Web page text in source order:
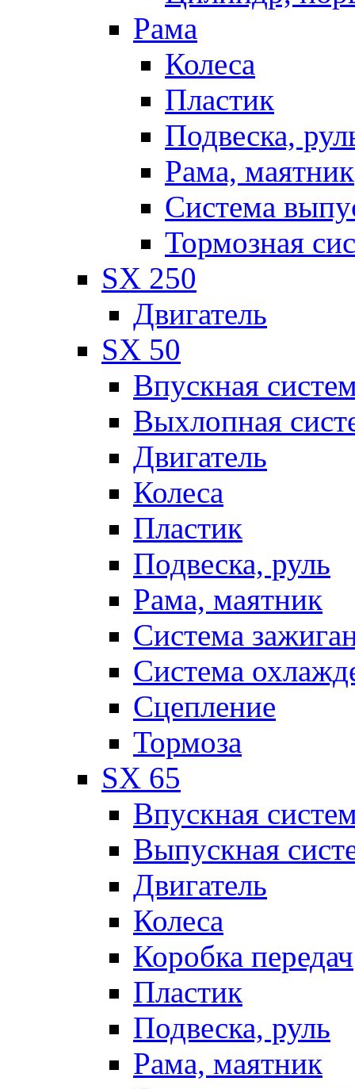
Рама
Колеса
Пластик
Подвеска,
Рама, маятник
Система
Тормозная
SX 250
Двигатель
SX 50
Впускная
Выхлопная
Двигатель
Колеса
Пластик
Подвеска, руль
Рама, маятник
Система
Система
Сцепление
Тормоза
SX 65
Впускная
Выпускная
Двигатель
Колеса
Коробка передач
Пластик
Подвеска, руль
Рама, маятник